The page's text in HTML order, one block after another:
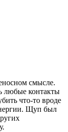
смысле.
любые контакты
что-то вроде
Щуп был